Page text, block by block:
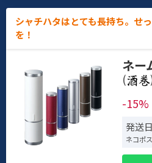
シャチハタはとても長持ち。せ
を！
ネー
(
-15%
発送
ネコポ